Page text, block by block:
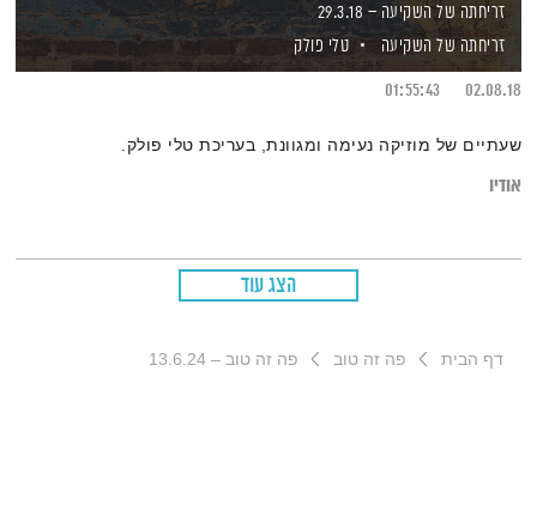
זריחתה של השקיעה – 29.3.18
זריחתה של השקיעה
טלי פולק
02.08.18
01:55:43
שעתיים של מוזיקה נעימה ומגוונת, בעריכת טלי פולק.
אודיו
הצג עוד
דף הבית פה זה טוב פה זה טוב – 13.6.24